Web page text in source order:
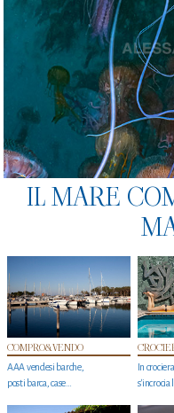
IL MARE
COMPRO&VENDO
AAA vendesi barche,
posti barca, case…
In
s'incrocia